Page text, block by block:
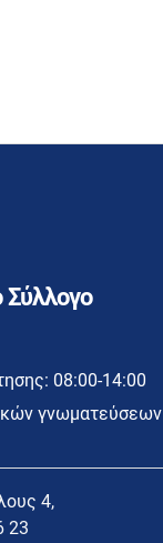
Σύλλογο
08:00-14:00
γνωματεύσεων
4,
23